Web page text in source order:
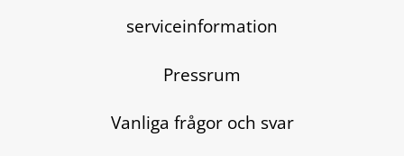
serviceinformation
Pressrum
Vanliga frågor och svar